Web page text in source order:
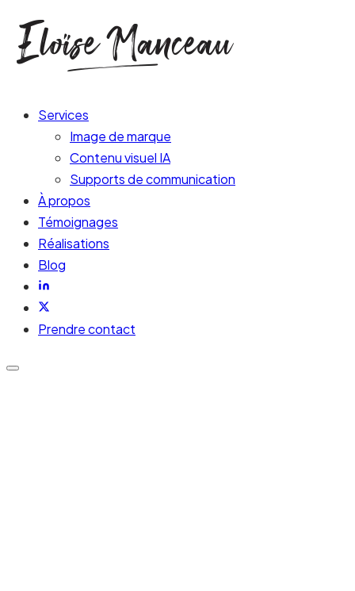
Services
Image de marque
Contenu visuel IA
Supports de communication
À propos
Témoignages
Réalisations
Blog
Prendre contact